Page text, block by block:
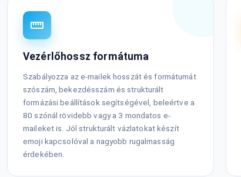
Vezérlőhossz formátuma
Szabályozza az e-mailek hosszát és formátumát
szószám, bekezdésszám és strukturált
formázási beállítások segítségével, beleértve a
80 szónál rövidebb vagy a 3 mondatos e-
maileket is. Jól strukturált vázlatokat készít
emoji kapcsolóval a nagyobb rugalmasság
érdekében.